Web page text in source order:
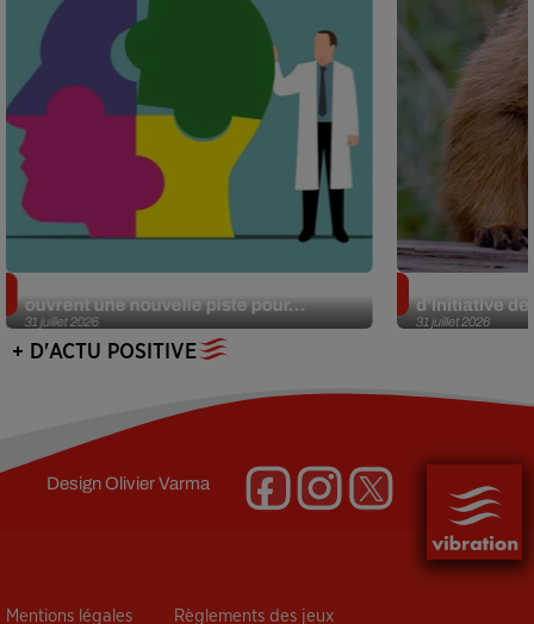
31 juillet 2026
ouvrent une nouvelle piste pour...
31 juillet 2026
d’initiative
+ D'ACTU POSITIVE
DesignOlivier Varma
Mentions légales Règlements des jeux